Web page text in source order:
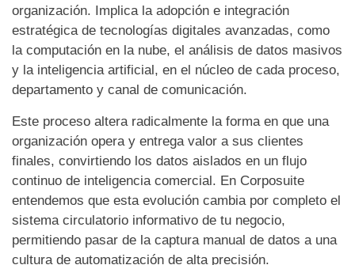
organización. Implica la adopción e integración
estratégica de tecnologías digitales avanzadas, como
la computación en la nube, el análisis de datos masivos
y la inteligencia artificial, en el núcleo de cada proceso,
departamento y canal de comunicación.
Este proceso altera radicalmente la forma en que una
organización opera y entrega valor a sus clientes
finales, convirtiendo los datos aislados en un flujo
continuo de inteligencia comercial. En Corposuite
entendemos que esta evolución cambia por completo el
sistema circulatorio informativo de tu negocio,
permitiendo pasar de la captura manual de datos a una
cultura de automatización de alta precisión.